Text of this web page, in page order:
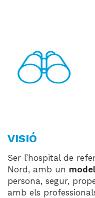
VISIÓ
Ser l’hospital de
Nord, amb un
persona, segur,
amb els